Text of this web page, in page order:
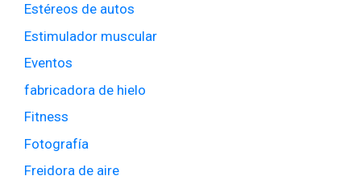
Estéreos de autos
Estimulador muscular
Eventos
fabricadora de hielo
Fitness
Fotografía
Freidora de aire